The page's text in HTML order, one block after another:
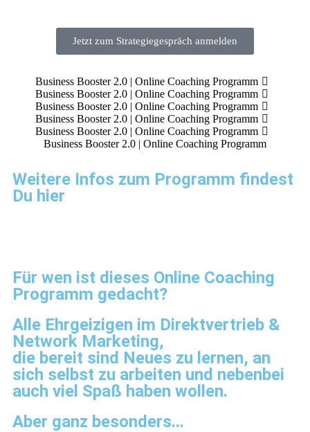
Jetzt zum Strategiegespräch anmelden
Business Booster 2.0 | Online Coaching Programm
Business Booster 2.0 | Online Coaching Programm
Business Booster 2.0 | Online Coaching Programm
Business Booster 2.0 | Online Coaching Programm
Business Booster 2.0 | Online Coaching Programm
Business Booster 2.0 | Online Coaching Programm
Weitere Infos zum Programm findest
Du hier
Für wen ist dieses Online Coaching
Programm gedacht?
Alle Ehrgeizigen im Direktvertrieb &
Network Marketing,
die bereit sind Neues zu lernen, an
sich selbst zu arbeiten und nebenbei
auch viel Spaß haben wollen.
Aber ganz besonders...